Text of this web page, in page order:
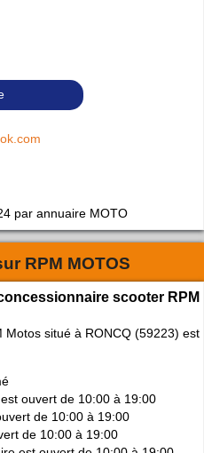
par annuaire MOTO
RPM MOTOS
scooter RPM
Motos situé à RONCQ (59223) est
ouvert de 10:00 à 19:00
de 10:00 à 19:00
de 10:00 à 19:00